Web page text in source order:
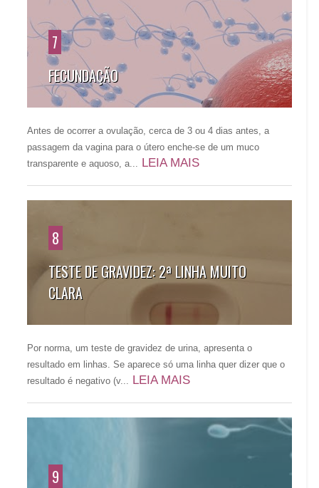
7
FECUNDAÇÃO
Antes de ocorrer a ovulação, cerca de 3 ou 4 dias antes, a
passagem da vagina para o útero enche-se de um muco
transparente e aquoso, a... LEIA MAIS
8
TESTE DE GRAVIDEZ: 2ª LINHA MUITO
CLARA
Por norma, um teste de gravidez de urina, apresenta o
resultado em linhas. Se aparece só uma linha quer dizer que o
resultado é negativo (v... LEIA MAIS
9